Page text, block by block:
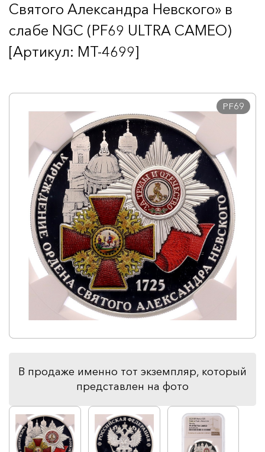
Святого Александра Невского» в
слабе NGC (PF69 ULTRA CAMEO)
[Артикул: MT-4699]
PF69
В продаже именно тот экземпляр, который
представлен на фото